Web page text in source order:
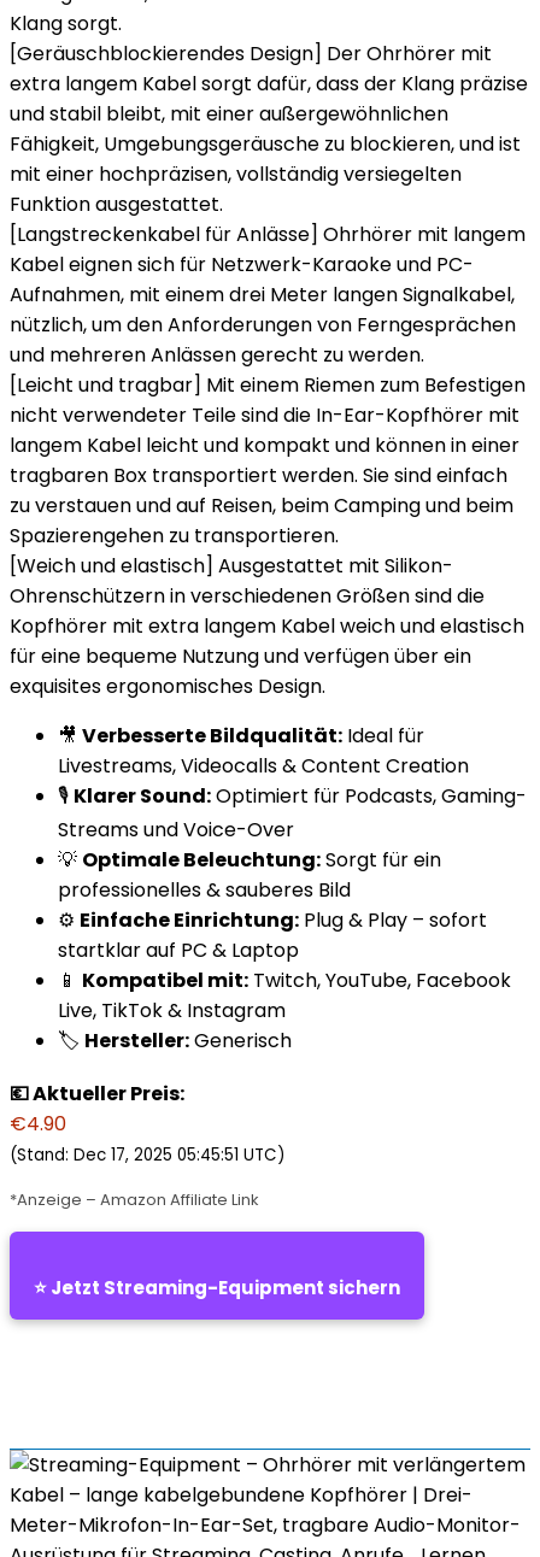
Klang sorgt.
[Geräuschblockierendes Design] Der Ohrhörer mit
extra langem Kabel sorgt dafür, dass der Klang präzise
und stabil bleibt, mit einer außergewöhnlichen
Fähigkeit, Umgebungsgeräusche zu blockieren, und ist
mit einer hochpräzisen, vollständig versiegelten
Funktion ausgestattet.
[Langstreckenkabel für Anlässe] Ohrhörer mit langem
Kabel eignen sich für Netzwerk-Karaoke und PC-
Aufnahmen, mit einem drei Meter langen Signalkabel,
nützlich, um den Anforderungen von Ferngesprächen
und mehreren Anlässen gerecht zu werden.
[Leicht und tragbar] Mit einem Riemen zum Befestigen
nicht verwendeter Teile sind die In-Ear-Kopfhörer mit
langem Kabel leicht und kompakt und können in einer
tragbaren Box transportiert werden. Sie sind einfach
zu verstauen und auf Reisen, beim Camping und beim
Spazierengehen zu transportieren.
[Weich und elastisch] Ausgestattet mit Silikon-
Ohrenschützern in verschiedenen Größen sind die
Kopfhörer mit extra langem Kabel weich und elastisch
für eine bequeme Nutzung und verfügen über ein
exquisites ergonomisches Design.
🎥 Verbesserte Bildqualität: Ideal für
Livestreams, Videocalls & Content Creation
🎙️ Klarer Sound:Optimiert für Podcasts, Gaming-
Streams und Voice-Over
💡 Optimale Beleuchtung:Sorgt für ein
professionelles & sauberes Bild
⚙️ Einfache Einrichtung: Plug & Play – sofort
startklar auf PC & Laptop
📱 Kompatibel mit: Twitch, YouTube, Facebook
Live, TikTok & Instagram
🏷️ Hersteller:Generisch
💶 Aktueller Preis:
€4.90
(Stand: Dec 17, 2025 05:45:51 UTC)
*Anzeige – Amazon Affiliate Link
⭐ Jetzt Streaming-Equipment sichern